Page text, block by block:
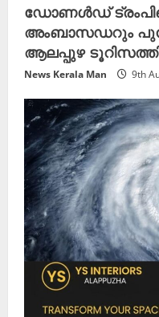
ഡോണൾഡ്
അംബാസഡറും
ആലപ്പുഴ
News Kerala Man 9th